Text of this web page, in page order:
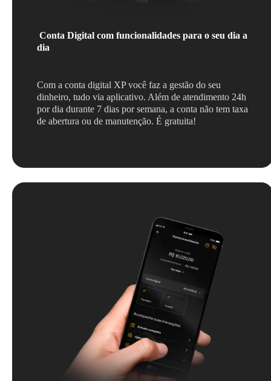
Conta Digital com funcionalidades para o seu dia a
dia
Com a conta digital XP você faz a gestão do seu
dinheiro, tudo via aplicativo. Além de atendimento 24h
por dia durante 7 dias por semana, a conta não tem taxa
de abertura ou de manutenção. É gratuita!